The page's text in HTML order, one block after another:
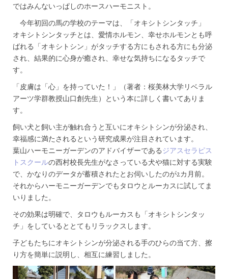
ではみんないっぱしのホースハーモニスト。
今年初回の馬の学校のテーマは、「オキシトシンタッチ」
オキシトシンタッチとは、愛情ホルモン、幸せホルモンとも呼
ばれる「オキシトシン」がタッチする方にもされる方にも分泌
され、結果的に心身が癒され、幸せな気持ちになるタッチで
す。
「皮膚は「心」を持っていた！」（著者：桜美林大学リベラル
アーツ学群教授山口創先生）という本に詳しく書いてありま
す。
飼い犬と飼い主が触れ合うと互いにオキシトシンが分泌され、
幸福感に満たされるという研究成果が注目されています。
葉山ハーモニーガーデンのアドバイザーである ジアスセラピス
トスクールの西村校長先生がなさっている犬や猫に対する実験
で、かなりのデータが蓄積されたとお伺いしたのが2カ月前。
それからハーモニーガーデンでもタロウとルーカスに試してま
いりました。
その効果は明確で、タロウもルーカスも「オキシトシンタッ
チ」をしているととてもリラックスします。
子どもたちにオキシトシンが分泌される手のひらの当て方、擦
り方を簡単に説明し、相互に練習しました。